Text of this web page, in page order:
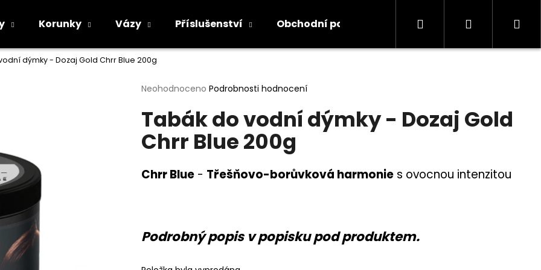
Korunky Vázy Příslušenství Obchodní podmínky Kontakty Informace
Hledat Přihlášení
dýmky - Dozaj Gold Chrr Blue 200g
Průměrné
produktu
0,0
z
hvězdiček.
Neohodnoceno Podrobnosti hodnocení
Tabák do vodní dýmky - Dozaj Gold
Chrr Blue 200g
Chrr Blue - Třešňovo-borůvková harmonie s ovocnou intenzitou
Podrobný popis v popisku pod produktem.
Co potřebujete najít?
HLEDAT
Doporučujeme